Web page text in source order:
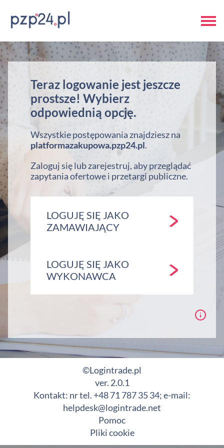
Teraz logowanie jest jeszcze
prostsze! Wybierz
odpowiednią opcję.
Wszystkie postępowania znajdziesz na
platformazakupowa.pzp24.pl.
Zaloguj się lub zarejestruj, aby przeglądać
zapytania ofertowe i przetargi publiczne.
LOGUJĘ SIĘ JAKO
ZAMAWIAJĄCY
LOGUJĘ SIĘ JAKO
WYKONAWCA
©Logintrade.pl
ver. 2.0.1
Kontakt: nr tel. +48 71 787 35 34; e-mail:
helpdesk@logintrade.net
Pomoc
Pliki cookie